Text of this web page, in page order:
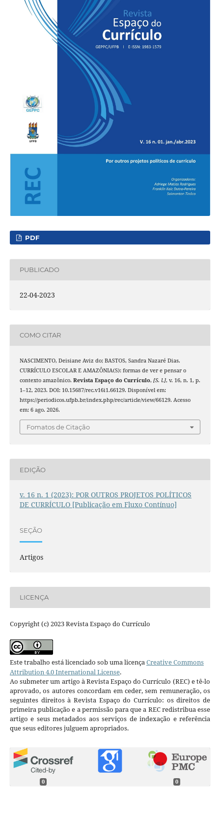
PDF
PUBLICADO
22-04-2023
COMO CITAR
NASCIMENTO, Deisiane Aviz do; BASTOS, Sandra Nazaré Dias.
CURRÍCULO ESCOLAR E AMAZÔNIA(S): formas de ver e pensar o
contexto amazônico. Revista Espaço do Currículo, [S. l.], v. 16, n. 1, p.
1–12, 2023. DOI: 10.15687/rec.v16i1.66129. Disponível em:
https://periodicos.ufpb.br/index.php/rec/article/view/66129. Acesso
em: 6 ago. 2026.
Fomatos de Citação
EDIÇÃO
v. 16 n. 1 (2023): POR OUTROS PROJETOS POLÍTICOS
DE CURRÍCULO [Publicação em Fluxo Contínuo]
SEÇÃO
Artigos
LICENÇA
Copyright (c) 2023 Revista Espaço do Currículo
Este trabalho está licenciado sob uma licença Creative Commons
Attribution 4.0 International License.
Ao submeter um artigo à Revista Espaço do Currículo (REC) e tê-lo
aprovado, os autores concordam em ceder, sem remuneração, os
seguintes direitos à Revista Espaço do Currículo: os direitos de
primeira publicação e a permissão para que a REC redistribua esse
artigo e seus metadados aos serviços de indexação e referência
que seus editores julguem apropriados.
0 0